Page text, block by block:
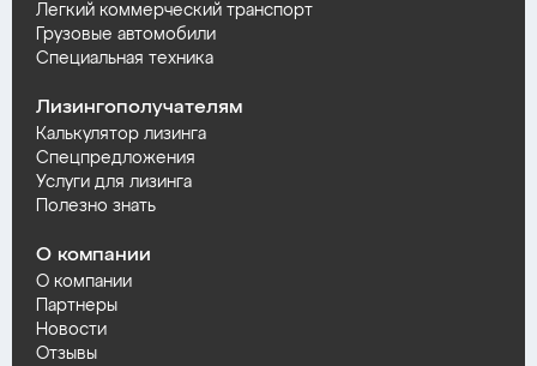
Легкий коммерческий транспорт
Грузовые автомобили
Специальная техника
Лизингополучателям
Калькулятор лизинга
Спецпредложения
Услуги для лизинга
Полезно знать
О компании
О компании
Партнеры
Новости
Отзывы